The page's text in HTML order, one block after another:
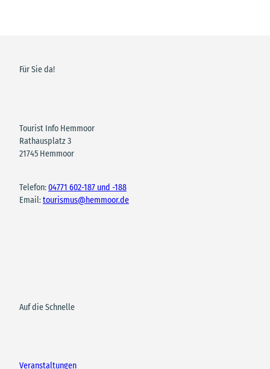
Für Sie da!
Tourist Info Hemmoor
Rathausplatz 3
21745 Hemmoor
Telefon:04771 602-187 und -188
Email:tourismus@hemmoor.de
Auf die Schnelle
Veranstaltungen